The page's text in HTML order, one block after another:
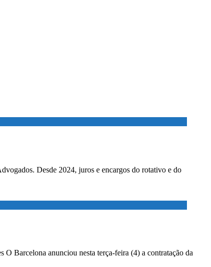
Desde 2024, juros e encargos do rotativo e do
O Barcelona anunciou nesta terça-feira (4) a contratação da